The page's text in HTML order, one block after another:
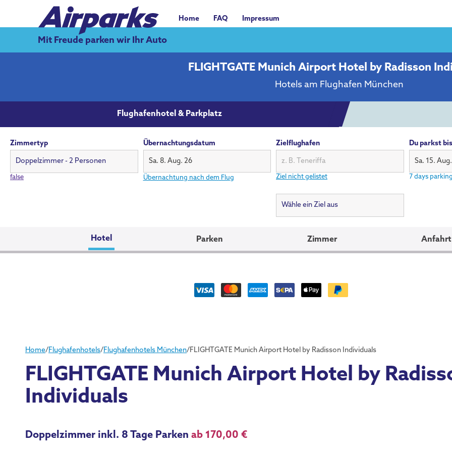
Mit Freude parken wir Ihr Auto
Home FAQ Impressum
FLIGHTGATE Munich Airport Hotel by Radisson
Hotels am Flughafen München
Flughafenhotel & Parkplatz
Zimmertyp
false
Übernachtungsdatum
Sa. 8. Aug. 26
Übernachtung nach dem Flug
Zielflughafen
Ziel nicht gelistet
Du parkst
Sa. 15.
7 days
Hotel Parken Zimmer Anfahrt
Home/ Flughafenhotels/ Flughafenhotels München/ FLIGHTGATE Munich Airport Hotel by Radisson Individuals
FLIGHTGATE Munich Airport Hotel by
Individuals
Doppelzimmer inkl. 8 Tage Parken ab 170,00 €